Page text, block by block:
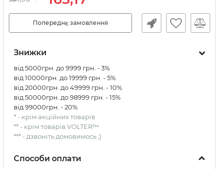
Попереднє замовлення
Знижки
від 5000грн. до 9999 грн. - 3%
від 10000грн. до 19999 грн. - 5%
від 20000грн. до 49999 грн. - 10%
від 50000грн. до 98999 грн. - 15%
від 99000грн. - 20%
* - крім акційних товарів
** - крім товарів VOLTER™
*** - дзвоніть домовимось ;)
Способи оплати